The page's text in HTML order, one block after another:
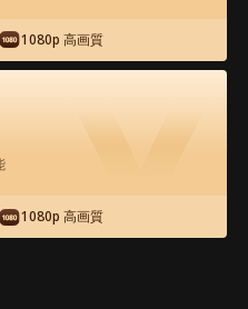
、奥さんを間違え
65
1080p 高画質
1080p 高画質